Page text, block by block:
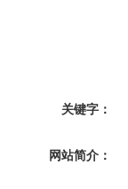
关键字：
网站简介：